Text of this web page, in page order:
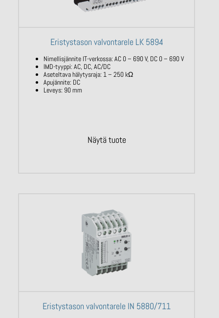
Eristystason valvontarele LK 5894
Nimellisjännite IT-verkossa: AC 0 – 690V, DC 0 – 690 V
IMD-tyyppi: AC, DC, AC/DC
Aseteltava hälytysraja: 1 – 250 kΩ
Apujännite: DC
Leveys: 90 mm
Näytä tuote
Eristystason valvontarele IN 5880/711